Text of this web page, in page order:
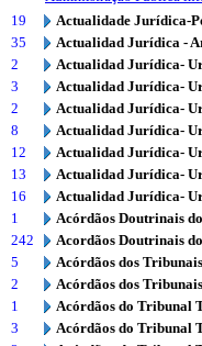
19
Actualidade Jurídica-
35
Actualidad Jurídica -
2
Actualidad Jurídica-
3
Actualidad Jurídica-
2
Actualidad Jurídica-
8
Actualidad Jurídica-
12
Actualidad Jurídica-
13
Actualidad Jurídica-
16
Actualidad Jurídica-
1
Acórdãos Doutrinais
242
Acordãos Doutrinais
5
Acórdãos dos
2
Acórdãos dos
1
Acórdãos do Tribunal
3
Acórdãos do Tribunal